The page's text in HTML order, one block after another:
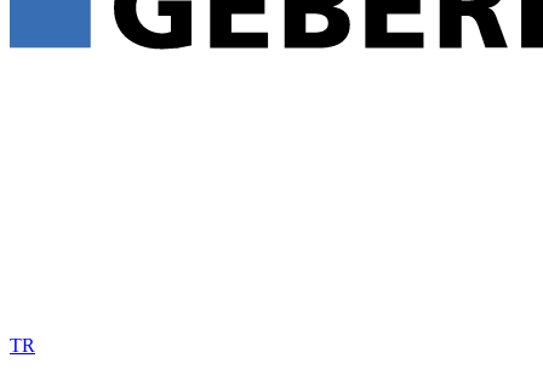
TR